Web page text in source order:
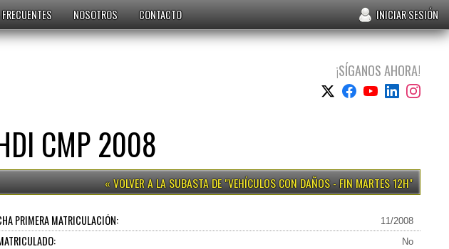
NOSOTROS CONTACTO INICIAR SESIÓN
¡SÍGANOS AHORA!
CMP 2008
VEHÍCULOS CON DAÑOS - FIN MARTES 12H
PRIMERA MATRICULACIÓN: 11/2008
No